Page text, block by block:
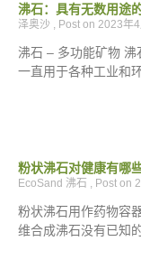
沸石：具有无数用途
泽奥沙 2023年
沸石 – 多功能矿物
一直用于各种工业和
粉状沸石对健康有哪
EcoSand 沸石
粉状沸石用作药物容
维合成沸石没有已知